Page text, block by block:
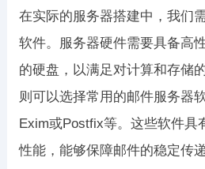
在实际的服务器搭建中，我们
软件。服务器硬件需要具备高
的硬盘，以满足对计算和存储
则可以选择常用的邮件服务器
Exim或Postfix等。这些软件具
性能，能够保障邮件的稳定传递